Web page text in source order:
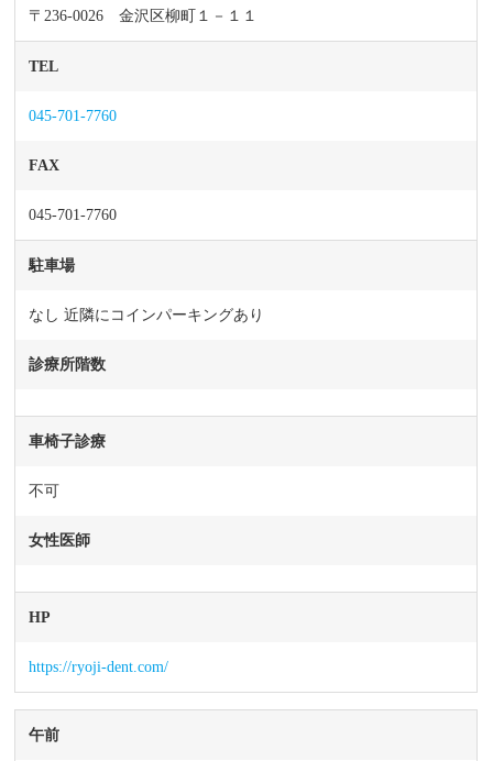
〒236-0026 金沢区柳町１－１１
TEL
045-701-7760
FAX
045-701-7760
駐車場
なし 近隣にコインパーキングあり
診療所階数
車椅子診療
不可
女性医師
HP
https://ryoji-dent.com/
午前